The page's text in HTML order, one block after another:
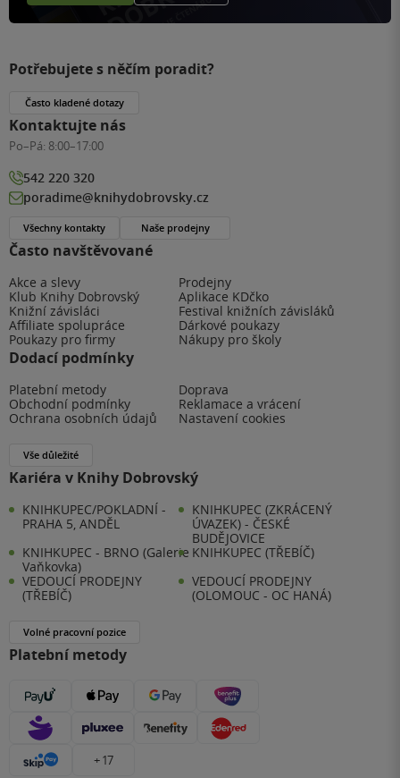
Často navštěvované
Akce a slevy
Prodejny
Klub Knihy Dobrovský
Aplikace KDčko
Knižní závisláci
Festival knižních závisláků
Affiliate spolupráce
Dárkové poukazy
Poukazy pro firmy
Nákupy pro školy
Dodací podmínky
Platební metody
Doprava
Obchodní podmínky
Reklamace a vrácení
Ochrana osobních údajů
Nastavení cookies
Vše důležité
Kariéra v Knihy Dobrovský
KNIHKUPEC/POKLADNÍ -
PRAHA 5, ANDĚL
KNIHKUPEC (ZKRÁCENÝ
ÚVAZEK) - ČESKÉ
BUDĚJOVICE
KNIHKUPEC - BRNO (Galerie
Vaňkovka)
KNIHKUPEC (TŘEBÍČ)
VEDOUCÍ PRODEJNY
(TŘEBÍČ)
VEDOUCÍ PRODEJNY
(OLOMOUC - OC HANÁ)
Volné pracovní pozice
Platební metody
+ 17
Potřebujete s něčím poradit?
Často kladené dotazy
Kontaktujte nás
Po–Pá: 8:00–17:00
542 220 320
poradime@knihydobrovsky.cz
Všechny kontakty Naše prodejny